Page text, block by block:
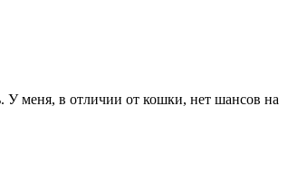
У меня, в отличии от кошки, нет шансов на